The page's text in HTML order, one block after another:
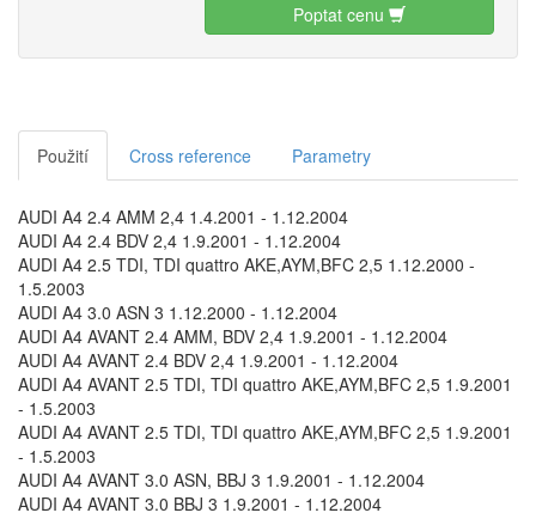
Poptat cenu
Použití Cross reference Parametry
AUDI A4 2.4 AMM 2,4 1.4.2001 - 1.12.2004
AUDI A4 2.4 BDV 2,4 1.9.2001 - 1.12.2004
AUDI A4 2.5 TDI, TDI quattro AKE,AYM,BFC 2,5 1.12.2000 -
1.5.2003
AUDI A4 3.0 ASN 3 1.12.2000 - 1.12.2004
AUDI A4 AVANT 2.4 AMM, BDV 2,4 1.9.2001 - 1.12.2004
AUDI A4 AVANT 2.4 BDV 2,4 1.9.2001 - 1.12.2004
AUDI A4 AVANT 2.5 TDI, TDI quattro AKE,AYM,BFC 2,5 1.9.2001
- 1.5.2003
AUDI A4 AVANT 2.5 TDI, TDI quattro AKE,AYM,BFC 2,5 1.9.2001
- 1.5.2003
AUDI A4 AVANT 3.0 ASN, BBJ 3 1.9.2001 - 1.12.2004
AUDI A4 AVANT 3.0 BBJ 3 1.9.2001 - 1.12.2004